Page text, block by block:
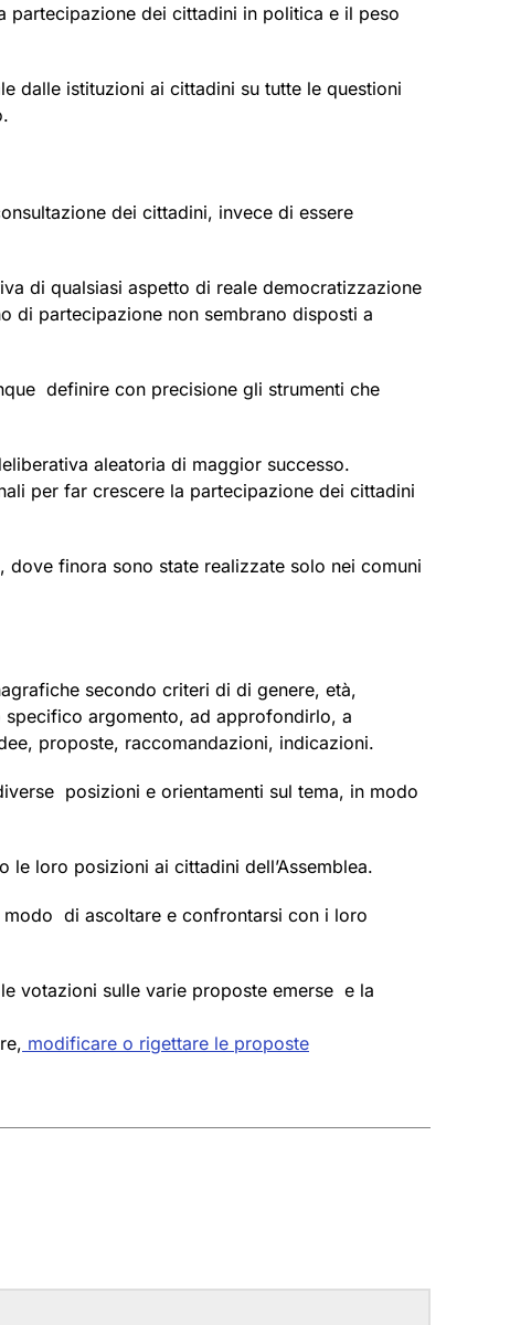
partecipazione dei cittadini in politica e il peso
dalle istituzioni ai cittadini su tutte le questioni
dei cittadini, invece di essere
di qualsiasi aspetto di reale democratizzazione
di partecipazione non sembrano disposti a
definire con precisione gli strumenti che
aleatoria di maggior successo.
per far crescere la partecipazione dei cittadini
finora sono state realizzate solo nei comuni
secondo criteri di di genere, età,
specifico argomento, ad approfondirlo, a
proposte, raccomandazioni, indicazioni.
posizioni e orientamenti sul tema, in modo
loro posizioni ai cittadini dell’Assemblea.
modo di ascoltare e confrontarsi con i loro
votazioni sulle varie proposte emerse e la
modificare o rigettare le proposte